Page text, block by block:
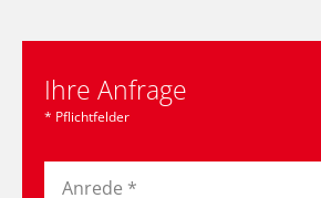
Ihre Anfrage
* Pflichtfelder